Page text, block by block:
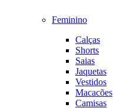
Feminino
Calças
Shorts
Saias
Jaquetas
Vestidos
Macacões
Camisas